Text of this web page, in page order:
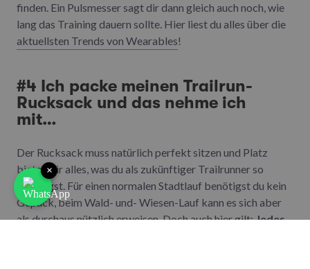
finden. Ein Pulsmesser sagt dir dann gleich auch noch, wie
lang das Training dauern sollte. Hier liest du alles über die
aktuellsten Trends von Wearables!
#4 Ich packe meinen Trailrun-
Rucksack und das nehme ich
mit…
Der Rucksack muss natürlich perfekt sitzen und Platz
bieten für alles, was du als zukünftiger Trailrunner so
benötigst. Für einen normalen Stadtlauf benötigst du kein
Gepäck, beim Wald- und- Wiesen-Lauf kann es sich aber
als durchaus nützlich erweisen. Doch auch hier gilt:Jedes
×